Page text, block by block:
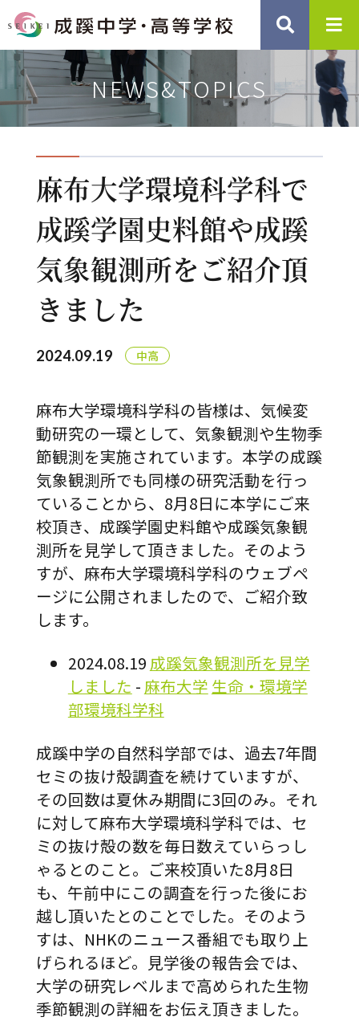
NEWS&TOPICS
麻布大学環境科学科で
成蹊学園史料館や成蹊
気象観測所をご紹介頂
きました
2024.09.19
麻布大学環境科学科の皆様は、気候変
動研究の一環として、気象観測や生物季
節観測を実施されています。本学の成蹊
気象観測所でも同様の研究活動を行っ
ていることから、 8月8日に本学にご来
校頂き、成蹊学園史料館や成蹊気象観
測所を見学して頂きました。そのよう
すが、麻布大学環境科学科のウェブペ
ージに公開されましたので、ご紹介致
します。
2024.08.19 成蹊気象観測所を見学
しました - 麻布大学 生命・環境学
部環境科学科
成蹊中学の自然科学部では、過去7年間
セミの抜け殻調査を続けていますが、
その回数は夏休み期間に3回のみ。それ
に対して麻布大学環境科学科では、セ
ミの抜け殻の数を毎日数えていらっし
ゃるとのこと。ご来校頂いた8月8日
も、午前中にこの調査を行った後にお
越し頂いたとのことでした。そのよう
すは、NHKのニュース番組でも取り上
げられるほど。見学後の報告会では、
大学の研究レベルまで高められた生物
季節観測の詳細をお伝え頂きました。